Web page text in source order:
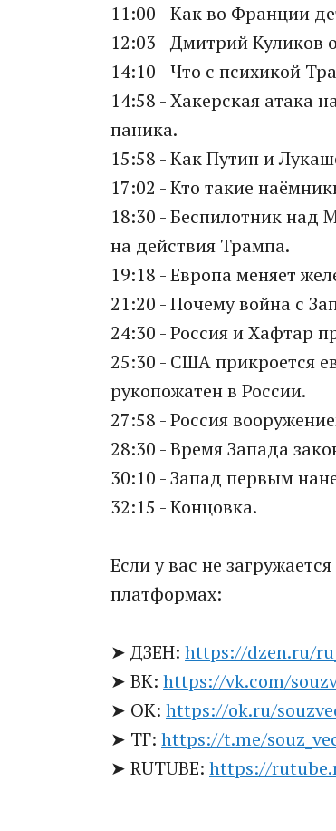
11:00 - Как во Франции
12:03 - Дмитрий Куликов
14:10 - Что с психикой
14:58 - Хакерская атака
паника.
15:58 - Как Путин и
17:02 - Кто такие
18:30 - Беспилотник над
на действия Трампа.
19:18 - Европа меняет
21:20 - Почему война с
24:30 - Россия и Хафтар
25:30 - США прикроется
рукопожатен в России.
27:58 - Россия
28:30 - Время Запада
30:10 - Запад первым
32:15 - Концовка.
Если у вас не
платформах:
➤ ДЗЕН: https://dzen.ru/
➤ ВК: https://vk.com/
➤ ОК: https://ok.ru/
➤ ТГ: https://t.me/
➤ RUTUBE: https://